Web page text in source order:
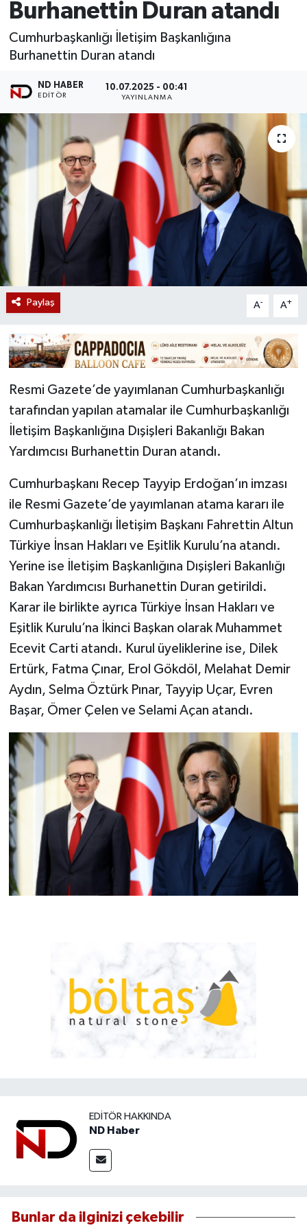
Burhanettin Duran atandı
Cumhurbaşkanlığı İletişim Başkanlığına
Burhanettin Duran atandı
ND HABER
EDITÖR
10.07.2025 - 00:41
YAYINLANMA
Paylaş A- A+
Resmi Gazete’de yayımlanan Cumhurbaşkanlığı
tarafından yapılan atamalar ile Cumhurbaşkanlığı
İletişim Başkanlığına Dışişleri Bakanlığı Bakan
Yardımcısı Burhanettin Duran atandı.
Cumhurbaşkanı Recep Tayyip Erdoğan’ın imzası
ile Resmi Gazete’de yayımlanan atama kararı ile
Cumhurbaşkanlığı İletişim Başkanı Fahrettin Altun
Türkiye İnsan Hakları ve Eşitlik Kurulu’na atandı.
Yerine ise İletişim Başkanlığına Dışişleri Bakanlığı
Bakan Yardımcısı Burhanettin Duran getirildi.
Karar ile birlikte ayrıca Türkiye İnsan Hakları ve
Eşitlik Kurulu’na İkinci Başkan olarak Muhammet
Ecevit Carti atandı. Kurul üyeliklerine ise, Dilek
Ertürk, Fatma Çınar, Erol Gökdöl, Melahat Demir
Aydın, Selma Öztürk Pınar, Tayyip Uçar, Evren
Başar, Ömer Çelen ve Selami Açan atandı.
EDITÖR HAKKINDA
ND Haber
Bunlar da ilginizi çekebilir